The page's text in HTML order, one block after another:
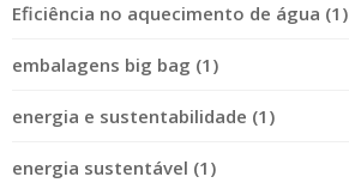
Eficiência no aquecimento de água (1)
embalagens big bag (1)
energia e sustentabilidade (1)
energia sustentável (1)